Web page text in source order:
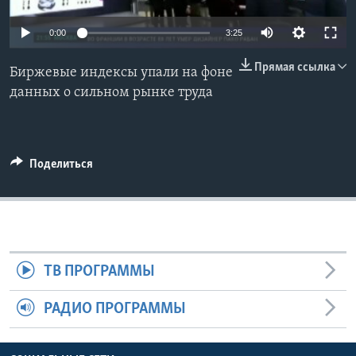
Learning English
СОЦИАЛЬНЫЕ СЕТИ
0:00 3:25
Прямая ссылка
Биржевые индексы упали на фоне
данных о сильном рынке труда
Поделиться
ТВ ПРОГРАММЫ
РАДИО ПРОГРАММЫ